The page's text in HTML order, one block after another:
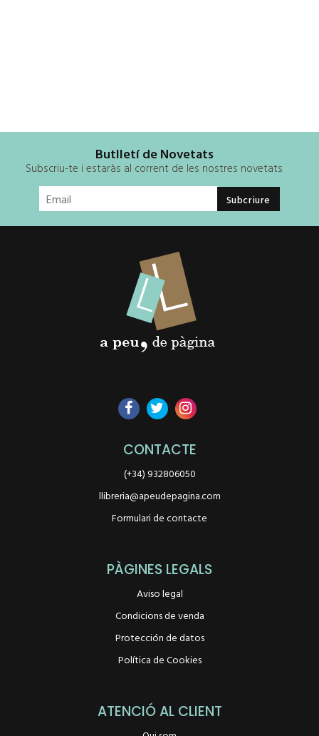
Butlletí de Novetats
Subscriu-te i estaràs al corrent de les nostres novetats
CONTACTE
(+34) 932806050
llibreria@apeudepagina.com
Formulari de contacte
PÀGINES LEGALS
Aviso legal
Condicions de venda
Protección de datos
Política de Cookies
ATENCIÓ AL CLIENT